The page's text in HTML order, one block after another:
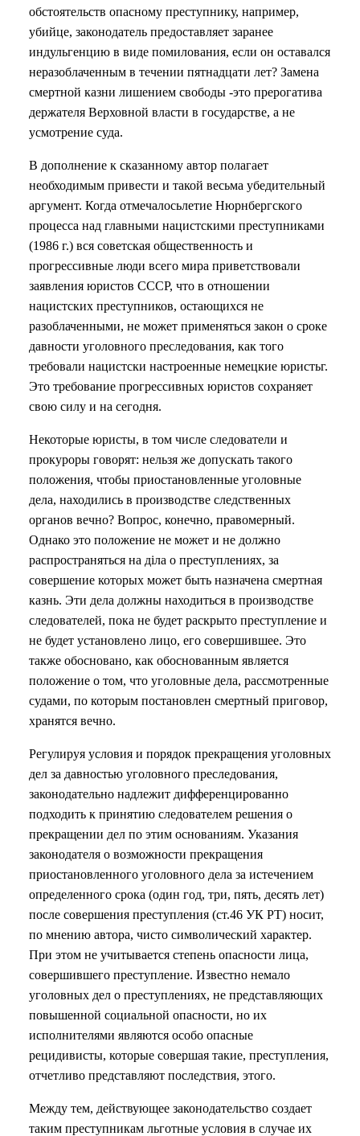
обстоятельств опасному преступнику, например,
убийце, законодатель предоставляет заранее
индульгенцию в виде помилования, если он оставался
неразоблаченным в течении пятнадцати лет? Замена
смертной казни лишением свободы -это прерогатива
держателя Верховной власти в государстве, а не
усмотрение суда.
В дополнение к сказанному автор полагает
необходимым привести и такой весьма убедительный
аргумент. Когда отмечалосьлетие Нюрнбергского
процесса над главными нацистскими преступниками
(1986 г.) вся советская общественность и
прогрессивные люди всего мира приветствовали
заявления юристов СССР, что в отношении
нацистских преступников, остающихся не
разоблаченными, не может применяться закон о сроке
давности уголовного преследования, как того
требовали нацистски настроенные немецкие юристьг.
Это требование прогрессивных юристов сохраняет
свою силу и на сегодня.
Некоторые юристы, в том числе следователи и
прокуроры говорят: нельзя же допускать такого
положения, чтобы приостановленные уголовные
дела, находились в производстве следственных
органов вечно? Вопрос, конечно, правомерный.
Однако это положение не может и не должно
распространяться на діла о преступлениях, за
совершение которых может быть назначена смертная
казнь. Эти дела должны находиться в производстве
следователей, пока не будет раскрыто преступление и
не будет установлено лицо, его совершившее. Это
также обосновано, как обоснованным является
положение о том, что уголовные дела, рассмотренные
судами, по которым постановлен смертный приговор,
хранятся вечно.
Регулируя условия и порядок прекращения уголовных
дел за давностью уголовного преследования,
законодательно надлежит дифференцированно
подходить к принятию следователем решения о
прекращении дел по этим основаниям. Указания
законодателя о возможности прекращения
приостановленного уголовного дела за истечением
определенного срока (один год, три, пять, десять лет)
после совершения преступления (ст.46 УК РТ) носит,
по мнению автора, чисто символический характер.
При этом не учитывается степень опасности лица,
совершившего преступление. Известно немало
уголовных дел о преступлениях, не представляющих
повышенной социальной опасности, но их
исполнителями являются особо опасные
рецидивисты, которые совершая такие, преступления,
отчетливо представляют последствия, этого.
Между тем, действующее законодательство создает
таким преступникам льготные условия в случае их